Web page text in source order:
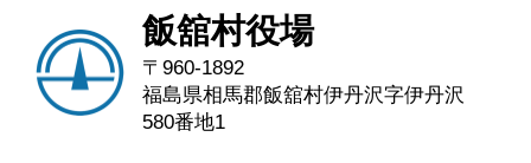
飯舘村役場
〒960-1892
福島県相馬郡飯舘村伊丹沢字伊丹沢
580番地1